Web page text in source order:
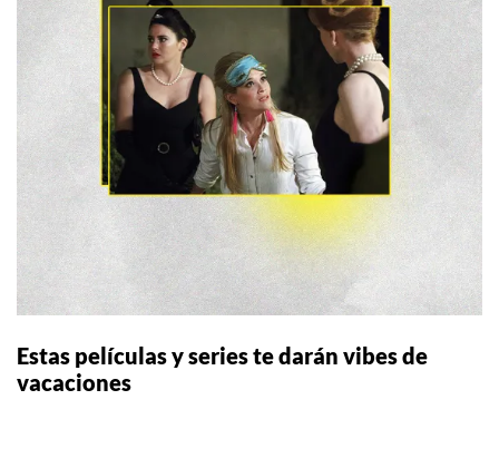
Estas películas y series te darán vibes de
vacaciones